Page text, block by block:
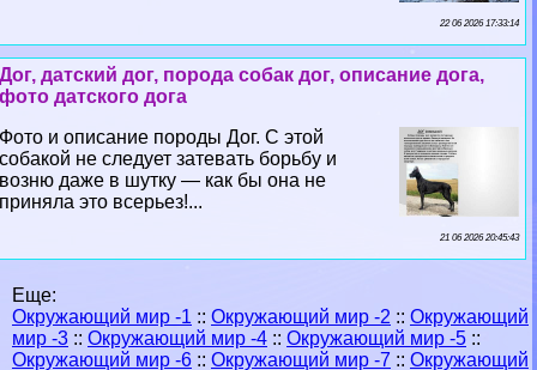
22 06 2026 17:33:14
Дог, датский дог, порода собак дог, описание дога,
фото датского дога
Фото и описание породы Дог. С этой
собакой не следует затевать борьбу и
возню даже в шутку — как бы она не
приняла это всерьез!...
21 06 2026 20:45:43
Еще:
Окружающий мир -1 :: Окружающий мир -2 :: Окружающий
мир -3 :: Окружающий мир -4 :: Окружающий мир -5 ::
Окружающий мир -6 :: Окружающий мир -7 :: Окружающий